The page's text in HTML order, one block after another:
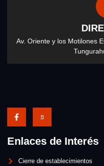
Av. Oriente y los Motilones
Enlaces de Interés
Cierre de establecimientos